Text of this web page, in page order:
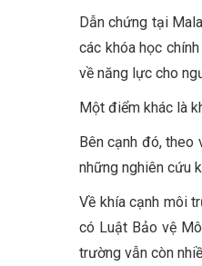
Dẫn chứng tại
các khóa học
về năng lực cho
Một điểm khác là
Bên cạnh đó, theo
những nghiên cứu
Về khía cạnh môi
có Luật Bảo vệ
trường vẫn còn